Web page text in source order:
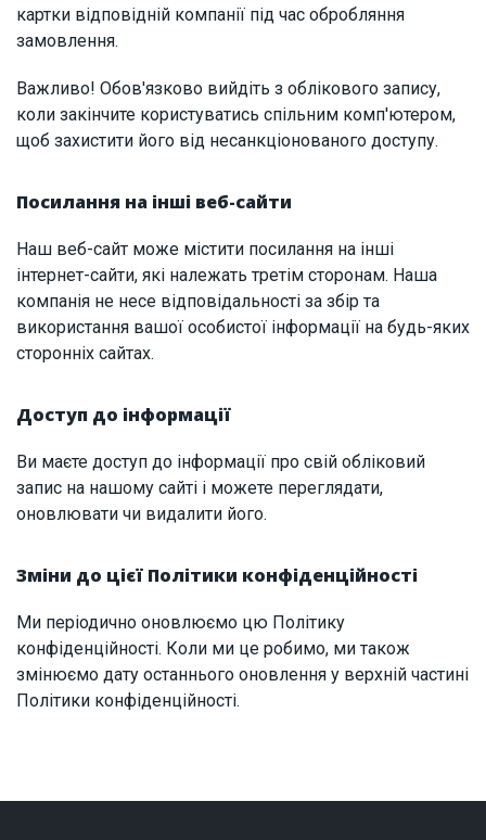
картки відповідній компанії під час обробляння
замовлення.
Важливо! Обов'язково вийдіть з облікового запису,
коли закінчите користуватись спільним комп'ютером,
щоб захистити його від несанкціонованого доступу.
Посилання на інші веб-сайти
Наш веб-сайт може містити посилання на інші
інтернет-сайти, які належать третім сторонам. Наша
компанія не несе відповідальності за збір та
використання вашої особистої інформації на будь-яких
сторонніх сайтах.
Доступ до інформації
Ви маєте доступ до інформації про свій обліковий
запис на нашому сайті і можете переглядати,
оновлювати чи видалити його.
Зміни до цієї Політики конфіденційності
Ми періодично оновлюємо цю Політику
конфіденційності. Коли ми це робимо, ми також
змінюємо дату останнього оновлення у верхній частині
Політики конфіденційності.